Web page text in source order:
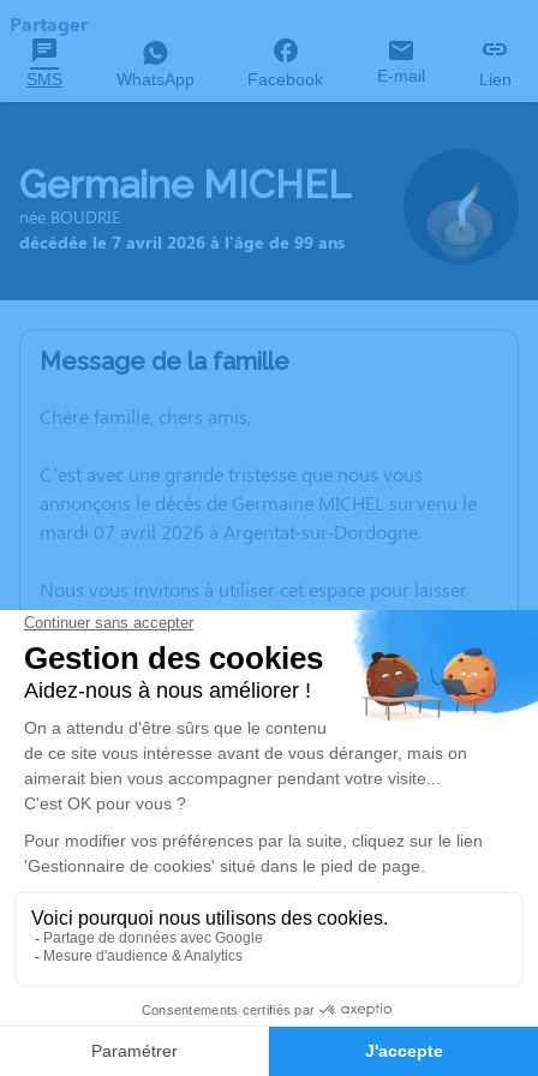
Faire-part Hommages
Partager
SMS WhatsApp Facebook E-mail Lien
Germaine MICHEL
née BOUDRIE
décédée le 7 avril 2026 à l'âge de 99 ans
Message de la famille
Chère famille, chers amis,
C’est avec une grande tristesse que nous vous
annonçons le décès de Germaine MICHEL survenu le
mardi 07 avril 2026 à Argentat-sur-Dordogne.
Nous vous invitons à utiliser cet espace pour laisser
vos condoléances, partager des photos souvenirs, une
anecdote ou exprimer vos pensées à travers des
poèmes ou des textes. Cet endroit est un lieu
d'expression dédié à honorer la mémoire de Germaine
MICHEL.
Un service de plantation d’arbre hommage est
disponible ici.
Je rends hommage
Cérémonie religieuse
Eglise de Saint-Chamant
Place de l'église